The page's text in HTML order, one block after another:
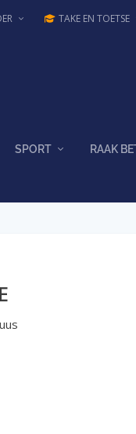
TAKE EN TOETSE
SPORT RAAK